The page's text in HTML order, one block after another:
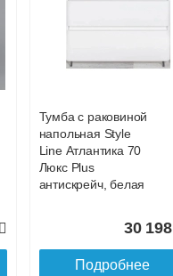
Style Line Матис 36
25 405
Подробнее
Тумба с раковиной
напольная Style
Line Атлантика 70
Люкс Plus
антискрейч, белая
30 198
Подробнее